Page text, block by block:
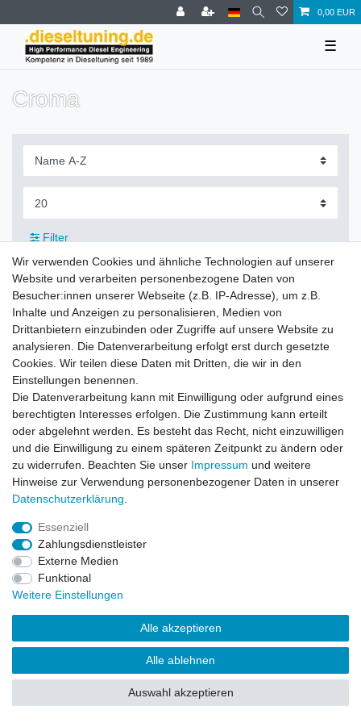
0,00 EUR
☰
Croma
Filter
Zahlung und Versand
Daten­schutz­erklärung
Barrierefreiheitserklärung Widerrufs­recht
Vertrag widerrufen
© Copyright 2026 | Alle Rechte vorbehalten.
Wir verwenden Cookies und ähnliche Technologien auf unserer
Website und verarbeiten personenbezogene Daten von
Besucher:innen unserer Webseite (z.B. IP-Adresse), um z.B.
Inhalte und Anzeigen zu personalisieren, Medien von
Drittanbietern einzubinden oder Zugriffe auf unsere Website zu
analysieren. Die Datenverarbeitung erfolgt erst durch gesetzte
Cookies. Wir teilen diese Daten mit Dritten, die wir in den
Einstellungen benennen.
Die Datenverarbeitung kann mit Einwilligung oder aufgrund eines
berechtigten Interesses erfolgen. Die Zustimmung kann erteilt
oder abgelehnt werden. Es besteht das Recht, nicht einzuwilligen
und die Einwilligung zu einem späteren Zeitpunkt zu ändern oder
zu widerrufen. Beachten Sie unser Impressum und weitere
Hinweise zur Verwendung personenbezogener Daten in unserer
Daten­schutz­erklärung
Essenziell
Zahlungsdienstleister
Externe Medien
Funktional
Weitere Einstellungen
Alle akzeptieren
Alle ablehnen
Auswahl akzeptieren